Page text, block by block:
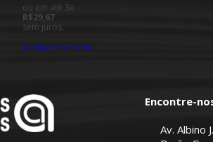
ou em até 3x
R$29,67
sem juros.
Adicionar ao carrinho
Encontre-
Av. Albino